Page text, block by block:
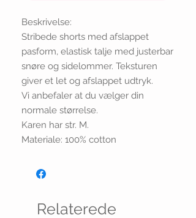
Beskrivelse:
Stribede shorts med afslappet
pasform, elastisk talje med justerbar
snøre og sidelommer. Teksturen
giver et let og afslappet udtryk.
Vi anbefaler at du vælger din
normale størrelse.
Karen har str. M.
Materiale: 100% cotton
Relaterede